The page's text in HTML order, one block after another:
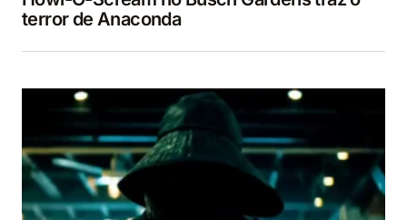
terror de Anaconda